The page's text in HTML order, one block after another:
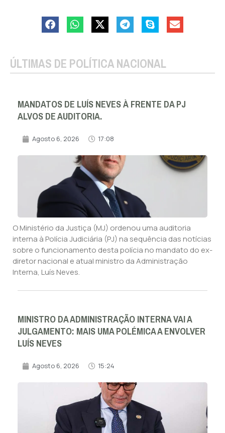
ÚLTIMAS DE POLÍTICA NACIONAL
MANDATOS DE LUÍS NEVES À FRENTE DA PJ
ALVOS DE AUDITORIA.
Agosto 6, 2026 17:08
O Ministério da Justiça (MJ) ordenou uma auditoria
interna à Polícia Judiciária (PJ) na sequência das notícias
sobre o funcionamento desta polícia no mandato do ex-
diretor nacional e atual ministro da Administração
Interna, Luís Neves.
MINISTRO DA ADMINISTRAÇÃO INTERNA VAI A
JULGAMENTO: MAIS UMA POLÉMICA A ENVOLVER
LUÍS NEVES
Agosto 6, 2026 15:24